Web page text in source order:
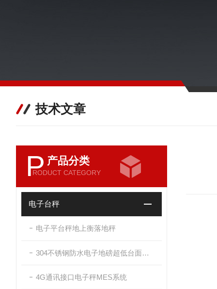
技术文章
P 产品分类
RODUCT CATEGORY
电子台秤
电子平台秤地上衡落地秤
304不锈钢防水电子地磅超低台面带斜坡
4G通讯接口电子秤MES系统